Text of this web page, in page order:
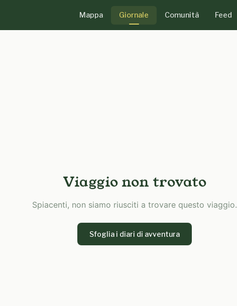
Mappa Giornale Comunità Feed
Viaggio non trovato
Spiacenti, non siamo riusciti a trovare questo viaggio.
Sfoglia i diari di avventura